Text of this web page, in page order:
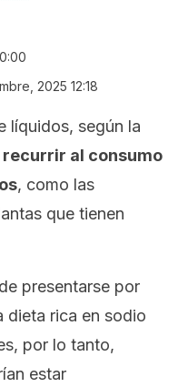
2025 12:18
líquidos, según la
recurrir al consumo
, como las
que tienen
presentarse por
dieta rica en sodio
por lo tanto,
estar